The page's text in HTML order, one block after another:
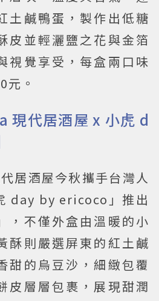
土鹹鴨蛋，製作出低糖
皮並輕灑鹽之花與金箔
視覺享受，每盒兩口味
。
現代居酒屋 x 小虎 d
居酒屋今秋攜手台灣人
day by ericoco」推出
，不僅外盒由溫暖的小
酥則嚴選屏東的紅土鹹
甜的烏豆沙，細緻包覆
皮層層包裹，展現甜潤